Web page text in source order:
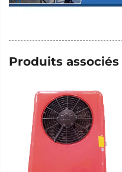
Produits associés